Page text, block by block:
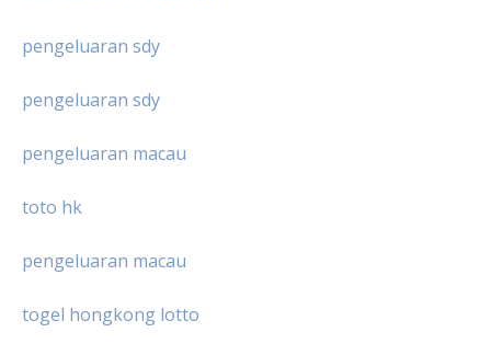
pengeluaran sdy
pengeluaran sdy
pengeluaran macau
toto hk
pengeluaran macau
togel hongkong lotto